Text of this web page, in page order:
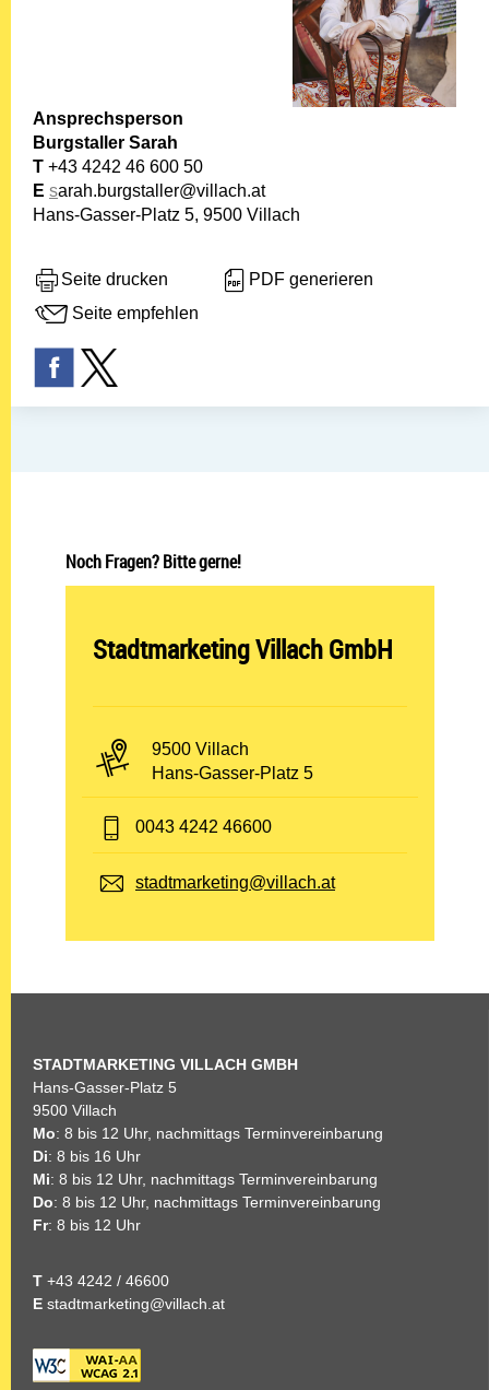
Ansprechsperson
Burgstaller Sarah
T +43 4242 46 600 50
E sarah.burgstaller@villach.at
Hans-Gasser-Platz 5, 9500 Villach
Seite drucken
PDF generieren
Seite empfehlen
Noch Fragen? Bitte gerne!
Abteilung öffnen:
Stadtmarketing Villach GmbH
PLZ und Ort:
9500 Villach
Adresse:
Hans-Gasser-Platz 5
Telefon:
0043 4242 46600
E-Mail:
stadtmarketing@villach.at
STADTMARKETING VILLACH GMBH
Hans-Gasser-Platz 5
9500 Villach
Mo: 8 bis 12 Uhr, nachmittags Terminvereinbarung
Di: 8 bis 16 Uhr
Mi: 8 bis 12 Uhr, nachmittags Terminvereinbarung
Do: 8 bis 12 Uhr, nachmittags Terminvereinbarung
Fr: 8 bis 12 Uhr
T +43 4242 / 46600
E stadtmarketing@villach.at